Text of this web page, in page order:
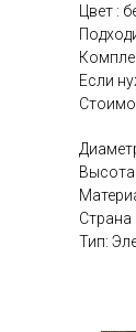
Цвет :
Если
Страна
Тип: